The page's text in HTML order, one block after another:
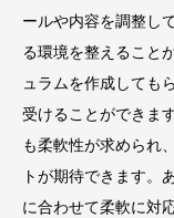
ールや内容を調整し
る環境を整えること
ュラムを作成しても
受けることができま
も柔軟性が求められ
トが期待できます。
に合わせて柔軟に対